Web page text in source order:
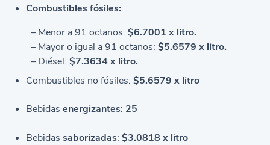
Combustibles fósiles:
– Menor a 91 octanos:$6.7001 x litro.
– Mayor o igual a 91 octanos:$5.6579 x litro.
– Diésel:$7.3634 x litro.
Combustibles no fósiles:$5.6579 x litro
Bebidasenergizantes: 25
Bebidassaborizadas:$3.0818 x litro